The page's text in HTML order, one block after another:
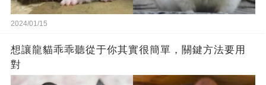
2024/01/15
想讓龍貓乖乖聽從于你其實很簡單，關鍵方法要用
對